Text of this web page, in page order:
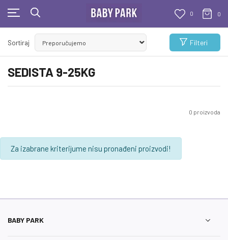
0 0
KUPUJTE BEZ OGRANIČENJA!
- DO 12 RATA BEZ LIMITA
SEDISTA 9-25KG
Sortiraj Filteri
0 proizvoda
Za izabrane kriterijume nisu pronađeni proizvodi!
BABY PARK